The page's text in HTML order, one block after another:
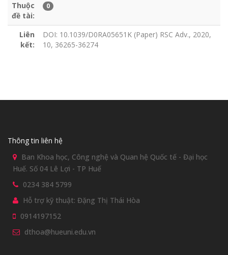
Thuộc
đề tài:
0
Liên
kết:
DOI: 10.1039/D0RA05651K (Paper) RSC Adv., 2020,
10, 36265-36274
Thông tin liên hệ
Ban Khoa học, Công nghệ và Quan hệ Quốc tế - Đại học
Huế. Số 04 Lê Lợi - TP Huế
0234 384 5799
Hỗ trợ kỹ thuật: Đặng Thị Thái Hòa
0914197152
dthoa@hueuni.edu.vn